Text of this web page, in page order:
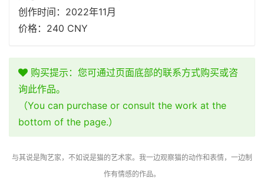
创作时间：2022年11月
价格：240 CNY
购买提示：您可通过页面底部的联系方式购买或咨
询此作品。
（You can purchase or consult the work at the
bottom of the page.）
与其说是陶艺家，不如说是猫的艺术家。我一边观察猫的动作和表情，一边制
作有情感的作品。